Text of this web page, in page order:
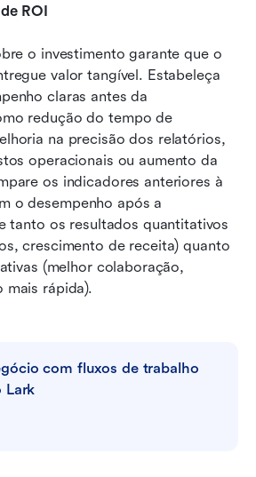
ROI
o investimento garante que o
valor tangível. Estabeleça
claras antes da
redução do tempo de
na precisão dos relatórios,
operacionais ou aumento da
os indicadores anteriores à
o desempenho após a
tanto os resultados quantitativos
crescimento de receita) quanto
(melhor colaboração,
mais rápida).
com fluxos de trabalho
Lark